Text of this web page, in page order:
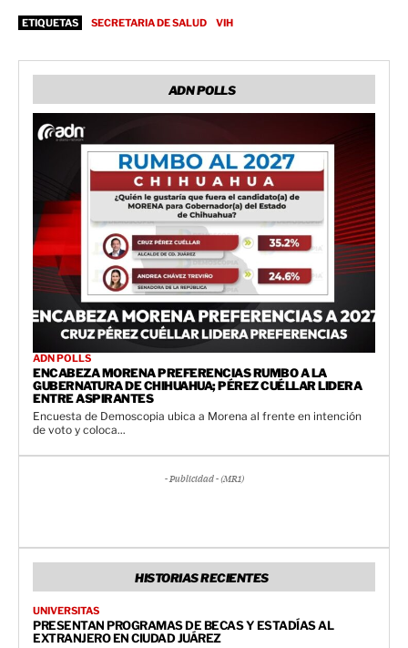
ETIQUETAS SECRETARIA DE SALUD VIH
ADN POLLS
ADN POLLS
ENCABEZA MORENA PREFERENCIAS RUMBO A LA
GUBERNATURA DE CHIHUAHUA; PÉREZ CUÉLLAR LIDERA
ENTRE ASPIRANTES
Encuesta de Demoscopia ubica a Morena al frente en intención
de voto y coloca...
- Publicidad - (MR1)
HISTORIAS RECIENTES
UNIVERSITAS
PRESENTAN PROGRAMAS DE BECAS Y ESTADÍAS AL
EXTRANJERO EN CIUDAD JUÁREZ